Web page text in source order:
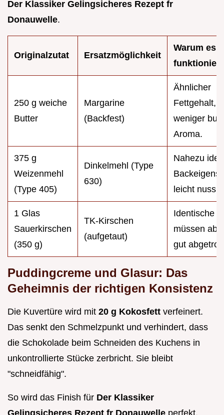
Der Klassiker Gelingsicheres Rezept fr
Donauwelle.
Originalzutat Ersatzmöglichkeit
Warum es
funktioniert
250 g weiche
Butter
Margarine
(Backfest)
Ähnlicher
Fettgehalt,
weniger
Aroma.
375 g
Weizenmehl
(Type 405)
Dinkelmehl (Type
630)
Nahezu
leicht
1 Glas
Sauerkirschen
(350 g)
TK-Kirschen
(aufgetaut)
Identische
müssen
gut
Puddingcreme und Glasur: Das
Geheimnis der richtigen Konsistenz
Die Kuvertüre wird mit 20 g Kokosfett verfeinert.
Das senkt den Schmelzpunkt und verhindert, dass
die Schokolade beim Schneiden des Kuchens in
unkontrollierte Stücke zerbricht. Sie bleibt
"schneidfähig".
So wird das Finish für Der Klassiker
Gelingsicheres Rezept fr Donauwelle perfekt.